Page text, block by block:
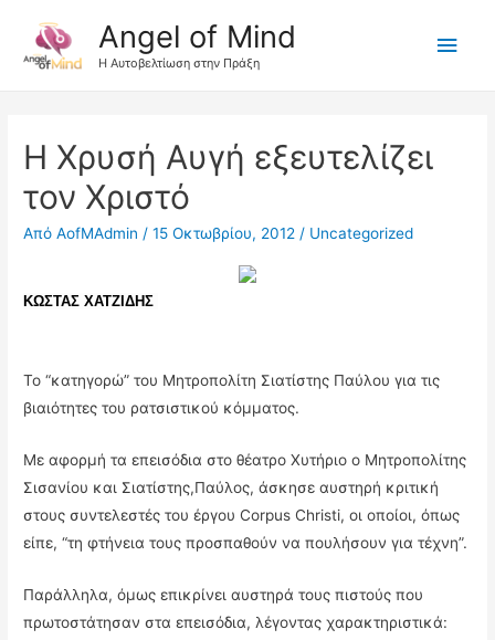
Angel of Mind
Η Αυτοβελτίωση στην Πράξη
Η Χρυσή Αυγή εξευτελίζει
τον Χριστό
Από AofMAdmin /15 Οκτωβρίου, 2012 / Uncategorized
ΚΩΣΤΑΣ ΧΑΤΖΙΔΗΣ
Το “κατηγορώ” του Μητροπολίτη Σιατίστης Παύλου για τις
βιαιότητες του ρατσιστικού κόμματος.
Με αφορμή τα επεισόδια στο θέατρο Χυτήριο ο Μητροπολίτης
Σισανίου και Σιατίστης,Παύλος, άσκησε αυστηρή κριτική
στους συντελεστές του έργου Corpus Christi, οι οποίοι, όπως
είπε, “τη φτήνεια τους προσπαθούν να πουλήσουν για τέχνη”.
Παράλληλα, όμως επικρίνει αυστηρά τους πιστούς που
πρωτοστάτησαν στα επεισόδια, λέγοντας χαρακτηριστικά: